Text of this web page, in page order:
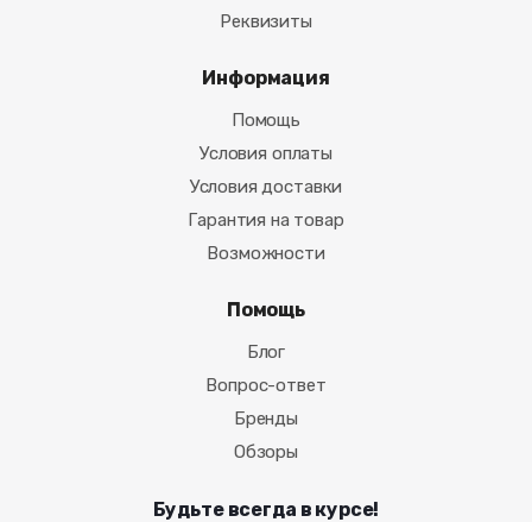
Реквизиты
Информация
Помощь
Условия оплаты
Условия доставки
Гарантия на товар
Возможности
Помощь
Блог
Вопрос-ответ
Бренды
Обзоры
Будьте всегда в курсе!